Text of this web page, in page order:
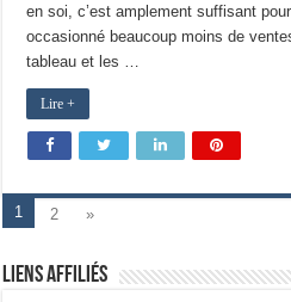
en soi, c’est amplement suffisant
occasionné beaucoup moins de
tableau et les …
Lire +
1 2 »
Liens Affiliés